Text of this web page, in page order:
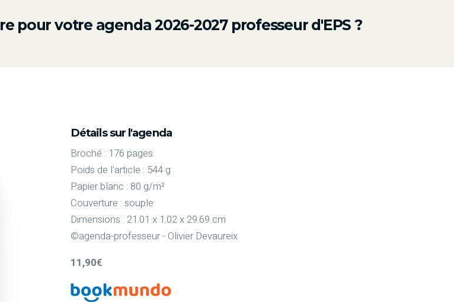
pour votre agenda 2026-2027 professeur d'EPS ?
Détails sur l'agenda
Broché : 176 pages
Poids de l'article : 544 g
Papier blanc : 80 g/m²
Couverture : souple
Dimensions : 21.01 x 1.02 x 29.69 cm
©agenda-professeur - Olivier Devaureix
11,90€